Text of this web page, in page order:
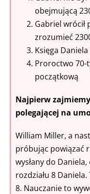
obejmującą
Gabriel wrócił
zrozumieć
Księga
Proroctwo 70-
początkową
Najpierw
polegającej na
William Miller, a
próbując powiązać
wysłany do
rozdziału 8
8. Nauczanie to